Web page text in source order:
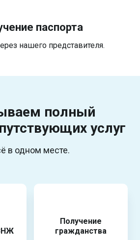
паспорта
нашего представителя.
полный
услуг
в одном месте.
Получение
гражданства